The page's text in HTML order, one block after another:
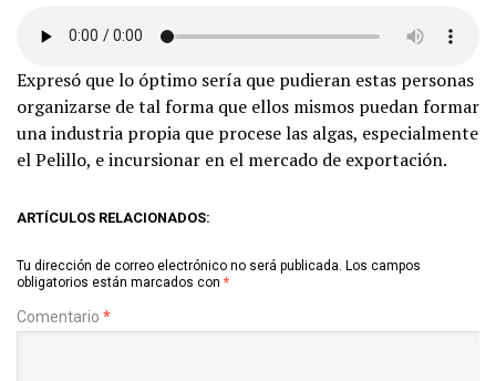
Expresó que lo óptimo sería que pudieran estas personas
organizarse de tal forma que ellos mismos puedan formar
una industria propia que procese las algas, especialmente
el Pelillo, e incursionar en el mercado de exportación.
ARTÍCULOS RELACIONADOS:
Tu dirección de correo electrónico no será publicada. Los campos
obligatorios están marcados con *
Comentario *